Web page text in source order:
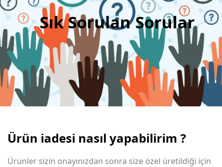
Sık Sorulan Sorular
Ürün iadesi nasıl yapabilirim ?
Ürünler sizin onayınızdan sonra size özel üretildiği için